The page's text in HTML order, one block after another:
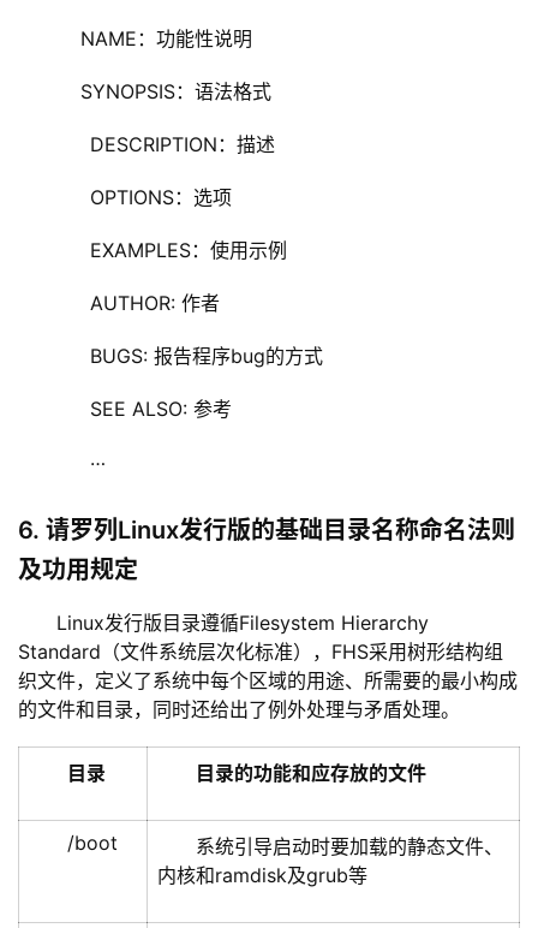
NAME：功能性说明
SYNOPSIS：语法格式
	    DESCRIPTION：描述
	    OPTIONS：选项
	    EXAMPLES：使用示例
	    AUTHOR: 作者
	    BUGS: 报告程序bug的方式
	    SEE ALSO: 参考
	    …
6. 请罗列Linux发行版的基础目录名称命名法则
及功用规定
Linux发行版目录遵循Filesystem Hierarchy
Standard（文件系统层次化标准），FHS采用树形结构组
织文件，定义了系统中每个区域的用途、所需要的最小构成
的文件和目录，同时还给出了例外处理与矛盾处理。
目录 目录的功能和应存放的文件
/boot
系统引导启动时要加载的静态文件、
内核和ramdisk及grub等